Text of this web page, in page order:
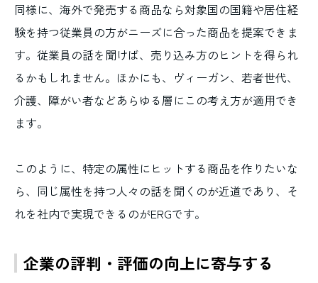
同様に、海外で発売する商品なら対象国の国籍や居住経
験を持つ従業員の方がニーズに合った商品を提案できま
す。従業員の話を聞けば、売り込み方のヒントを得られ
るかもしれません。ほかにも、ヴィーガン、若者世代、
介護、障がい者などあらゆる層にこの考え方が適用でき
ます。
このように、特定の属性にヒットする商品を作りたいな
ら、同じ属性を持つ人々の話を聞くのが近道であり、そ
れを社内で実現できるのがERGです。
企業の評判・評価の向上に寄与する